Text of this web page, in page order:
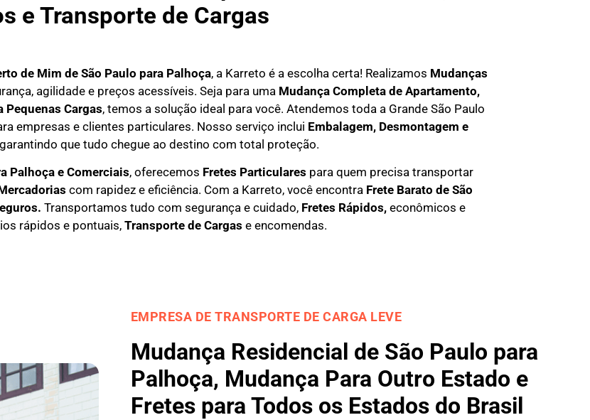
e Transporte de Cargas
de Mim de São Paulo para Palhoça, a Karreto é a escolha certa! Realizamos Mudanças
agilidade e preços acessíveis. Seja para uma Mudança Completa de Apartamento,
Pequenas Cargas, temos a solução ideal para você. Atendemos toda a Grande São Paulo
empresas e clientes particulares. Nosso serviço inclui Embalagem, Desmontagem e
que tudo chegue ao destino com total proteção.
Palhoça e Comerciais, oferecemos Fretes Particulares para quem precisa transportar
com rapidez e eficiência. Com a Karreto, você encontra Frete Barato de São
. Transportamos tudo com segurança e cuidado, Fretes Rápidos, econômicos e
rápidos e pontuais, Transporte de Cargas e encomendas.
EMPRESA DE TRANSPORTE DE CARGA LEVE
Mudança Residencial de São Paulo para
Palhoça, Mudança Para Outro Estado e
Fretes para Todos os Estados do Brasil